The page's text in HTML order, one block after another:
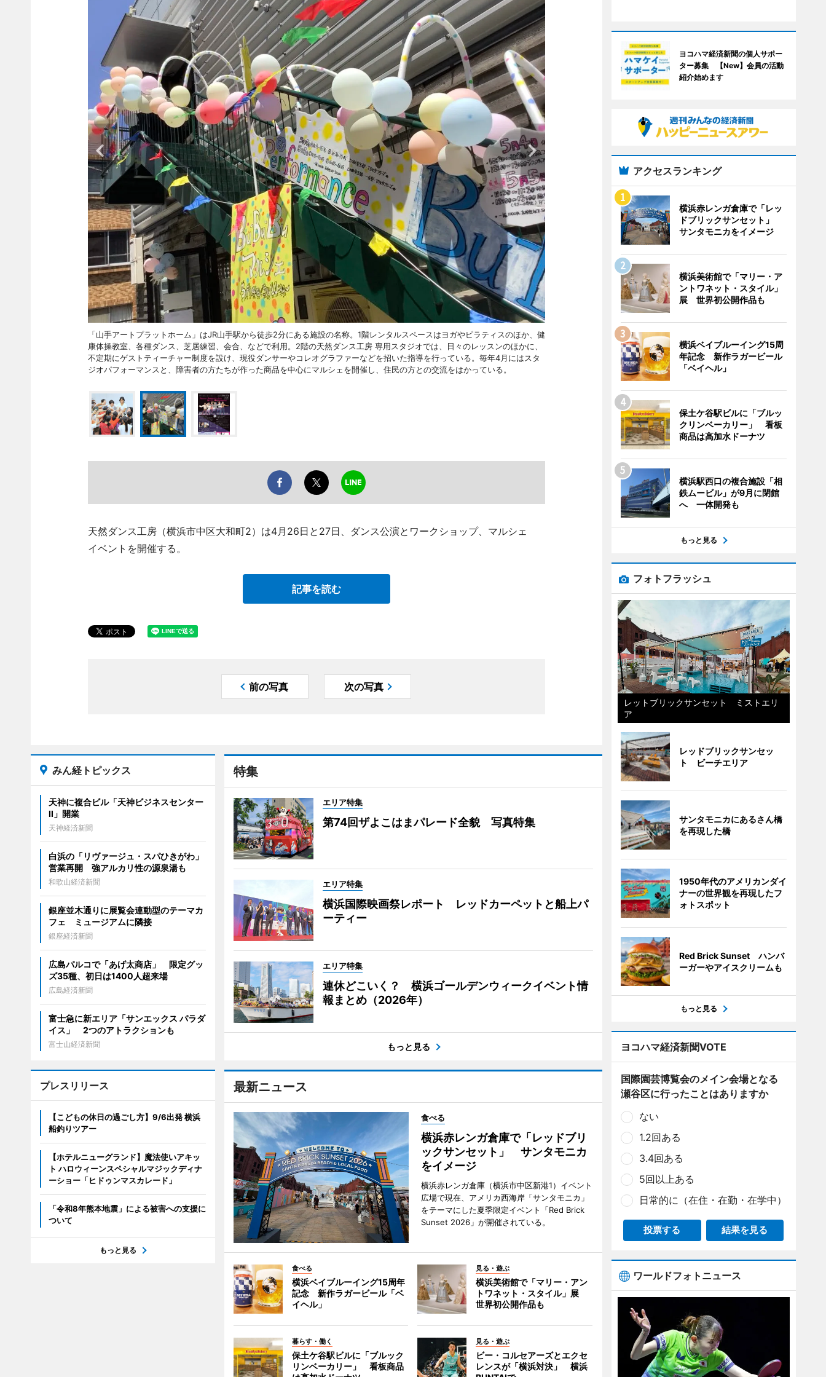
「山手アートプラットホーム」はJR山手駅から徒歩2分にある施設の名称。1階レンタルスペースはヨガやピラティスのほか、健
康体操教室、各種ダンス、芝居練習、会合、などで利用。2階の天然ダンス工房 専用スタジオでは、日々のレッスンのほかに、
不定期にゲストティーチャー制度を設け、現役ダンサーやコレオグラファーなどを招いた指導を行っている。毎年4月にはスタ
ジオパフォーマンスと、障害者の方たちが作った商品を中心にマルシェを開催し、住民の方との交流をはかっている。
天然ダンス工房（横浜市中区大和町2）は4月26日と27日、ダンス公演とワークショップ、マルシェ
イベントを開催する。
記事を読む
前の写真 次の写真
特集
エリア特集
第74回ザよこはまパレード全貌 写真特集
エリア特集
横浜国際映画祭レポート レッドカーペットと船上パ
ーティー
エリア特集
連休どこいく？ 横浜ゴールデンウィークイベント情
報まとめ（2026年）
もっと見る
最新ニュース
食べる
横浜赤レンガ倉庫で「レッドブリ
ックサンセット」 サンタモニカ
をイメージ
横浜赤レンガ倉庫（横浜市中区新港1）イベント
広場で現在、アメリカ西海岸「サンタモニカ」
をテーマにした夏季限定イベント「Red Brick
Sunset 2026」が開催されている。
食べる
横浜ベイブルーイング15周年
記念 新作ラガービール「ベ
イヘル」
見る・遊ぶ
横浜美術館で「マリー・アン
トワネット・スタイル」展
世界初公開作品も
暮らす・働く
保土ケ谷駅ビルに「ブルック
リンベーカリー」 看板商品
見る・遊ぶ
ビー・コルセアーズとエクセ
レンスが「横浜対決」 横浜
みん経トピックス
天神に複合ビル「天神ビジネスセンター
II」開業
天神経済新聞
白浜の「リヴァージュ・スパひきがわ」
営業再開 強アルカリ性の源泉湯も
和歌山経済新聞
銀座並木通りに展覧会連動型のテーマカ
フェ ミュージアムに隣接
銀座経済新聞
広島パルコで「あげ太商店」 限定グッ
ズ35種、初日は1400人超来場
広島経済新聞
富士急に新エリア「サンエックス パラダ
イス」 2つのアトラクションも
富士山経済新聞
プレスリリース
【こどもの休日の過ごし方】9/6出発 横浜
船釣りツアー
【ホテルニューグランド】魔法使いアキッ
ト ハロウィーンスペシャルマジックディナ
ーショー「ヒドゥンマスカレード」
「令和8年熊本地震」による被害への支援に
ついて
もっと見る
ヨコハマ経済新聞の個人サポー
ター募集 【New】会員の活動
紹介始めます
アクセスランキング
横浜赤レンガ倉庫で「レッ
ドブリックサンセット」
サンタモニカをイメージ
横浜美術館で「マリー・ア
ントワネット・スタイル」
展 世界初公開作品も
横浜ベイブルーイング15周
年記念 新作ラガービール
「ベイヘル」
保土ケ谷駅ビルに「ブルッ
クリンベーカリー」 看板
商品は高加水ドーナツ
横浜駅西口の複合施設「相
鉄ムービル」が9月に閉館
へ 一体開発も
もっと見る
フォトフラッシュ
レットブリックサンセット ミストエリ
ア
レッドブリックサンセッ
ト ビーチエリア
サンタモニカにあるさん橋
を再現した橋
1950年代のアメリカンダイ
ナーの世界観を再現したフ
ォトスポット
Red Brick Sunset ハンバ
ーガーやアイスクリームも
もっと見る
ヨコハマ経済新聞VOTE
国際園芸博覧会のメイン会場となる
瀬谷区に行ったことはありますか
ない
1.2回ある
3.4回ある
5回以上ある
日常的に（在住・在勤・在学中）
投票する 結果を見る
ワールドフォトニュース